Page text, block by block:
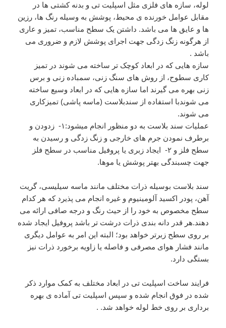
لوله، سازه های فلزی مثل اسپلیت تی و بدنه کشتی ها در
مقابل عوامل خورنده ی محیط، پوشش به وسیله رنگ ها، رزین
ها و عایق ها می باشد. داشتن یک سطح مناسب، تمیز و عاری
از هرگونه زنگ زدگی جهت اجرای پوشش لازم و ضروری می
باشد .
سازه هایی که در ابعاد کوچک تر ساخته می شوند در تمیز
کاری سطوح، از روش های سنگ زنی، سمباده زنی و برس
زنی بهره می گیرند اما سازه هایی که در ابعاد وسیع ساخته
می شوندبا استفاده از سندبلاست (ماسه پاشی) تمیزکاری
می شوند.
عملیات سند بلاست به دو منظور انجام میشود:۱- زدودن و
برطرف نمودن جرم های خارجی و زنگ زدگی و رسیدن به
سطح فلز و ۲- ایجاد زبری یا پروفیل مناسب در سطح فلز
جهت چسبندگی بهتر پوشش یا موها.
سند بلاست بوسیله ذرات مختلف مانند ماسه سیلیسی، گریت
آهن، پودر اکسید آلومینیوم و غیره انجام می پذیرد که هر کدام
سطح مخصوص به خود را از حیث رنگ و درجه صافی ارائه می
دهند.هر قدر دانه بندی ذرات درشت تر باشد پروفیل ایجاد شده
بر روی سطح زبرتر خواهد بود؛ البته این امر به عوامل دیگری
مانند فشار هوای مصرفی و فاصله یا زاویه برخورد ذرات نیز
بستگی دارد.
فرایند ساخت اسپلیت تی در ابعاد مختلف به کمک موارد ذکر
شده در فوق انجام شده و سپس اسپلیت تی آماده ی بهره
برداری بر روی خط لوله خواهد شد. .